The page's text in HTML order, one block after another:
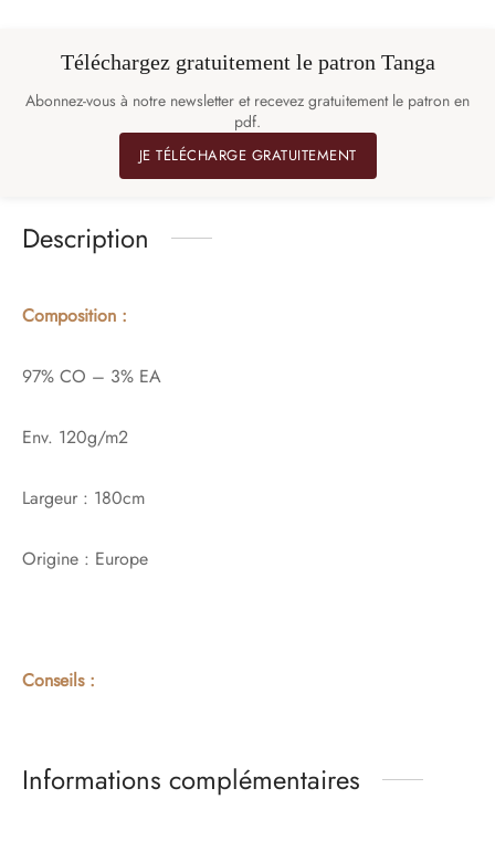
Téléchargez gratuitement le patron Tanga
Abonnez-vous à notre newsletter et recevez gratuitement le patron en
pdf.
JE TÉLÉCHARGE GRATUITEMENT
Description
Composition :
97% CO – 3% EA
Env. 120g/m2
Largeur : 180cm
Origine : Europe
Conseils :
Informations complémentaires